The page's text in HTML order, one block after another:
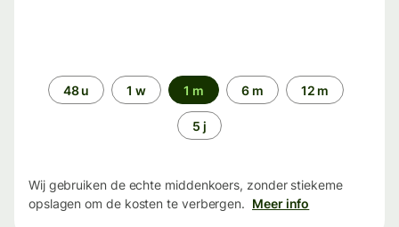
Periode48 u 1 w 1 m 6 m 12 m
5 j
Wij gebruiken de echte middenkoers, zonder stiekeme
opslagen om de kosten te verbergen. Meer info